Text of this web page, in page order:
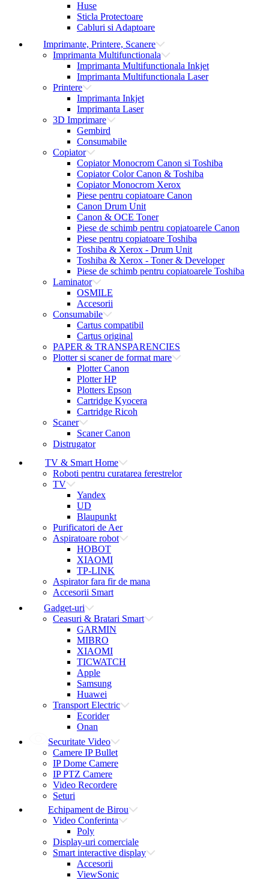
Huse
Sticla Protectoare
Cabluri si Adaptoare
Imprimante, Printere, Scanere
Imprimanta Multifunctionala
Imprimanta Multifunctionala Inkjet
Imprimanta Multifunctionala Laser
Printere
Imprimanta Inkjet
Imprimanta Laser
3D Imprimare
Gembird
Consumabile
Copiator
Copiator Monocrom Canon si Toshiba
Copiator Color Canon & Toshiba
Copiator Monocrom Xerox
Piese pentru copiatoare Canon
Canon Drum Unit
Canon & OCE Toner
Piese de schimb pentru copiatoarele Canon
Piese pentru copiatoare Toshiba
Toshiba & Xerox - Drum Unit
Toshiba & Xerox - Toner & Developer
Piese de schimb pentru copiatoarele Toshiba
Laminator
OSMILE
Accesorii
Consumabile
Cartus compatibil
Cartus original
PAPER & TRANSPARENCIES
Plotter si scaner de format mare
Plotter Canon
Plotter HP
Plotters Epson
Cartridge Kyocera
Cartridge Ricoh
Scaner
Scaner Canon
Distrugator
TV & Smart Home
Roboti pentru curatarea ferestrelor
TV
Yandex
UD
Blaupunkt
Purificatori de Aer
Aspiratoare robot
HOBOT
XIAOMI
TP-LINK
Aspirator fara fir de mana
Accesorii Smart
Gadget-uri
Ceasuri & Bratari Smart
GARMIN
MIBRO
XIAOMI
TICWATCH
Apple
Samsung
Huawei
Transport Electric
Ecorider
Onan
Securitate Video
Camere IP Bullet
IP Dome Camere
IP PTZ Camere
Video Recordere
Seturi
Echipament de Birou
Video Conferinta
Poly
Display-uri comerciale
Smart interactive display
Accesorii
ViewSonic